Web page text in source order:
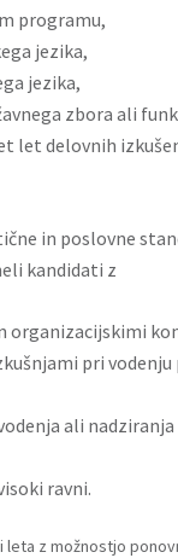
programu,
jezika,
jezika,
zbora ali
let delovnih
in poslovne
kandidati z
organizacijskimi
pri
ali
ravni.
z možnostjo